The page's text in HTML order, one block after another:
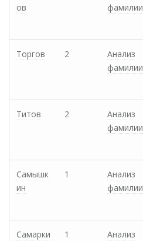
ов
фамилии
Торгов 2
Анализ
фамилии
Титов 2
Анализ
фамилии
Самышк
ин
1
Анализ
фамилии
Самарки
1
Анализ